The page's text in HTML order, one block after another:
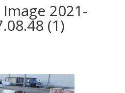
2021-
(1)